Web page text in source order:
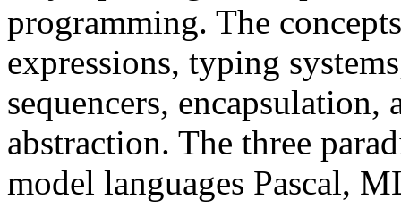
programming. The
expressions, typing
sequencers,
abstraction. The three
model languages Pascal,